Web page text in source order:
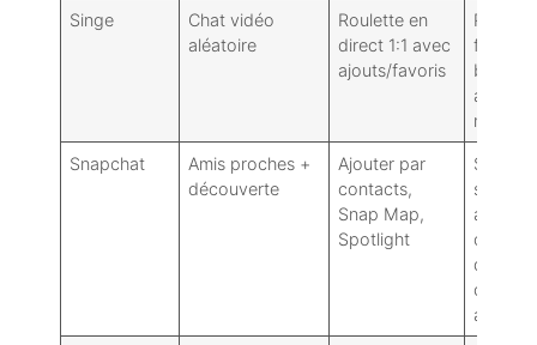
Singe
Chat vidéo
aléatoire
Roulette en
direct 1:1 avec
ajouts/favoris
filtres
base,
mixte
Snapchat
Amis proches +
découverte
Ajouter par
contacts,
Snap Map,
Spotlight
Suite
adultes,
d'âge,
amis